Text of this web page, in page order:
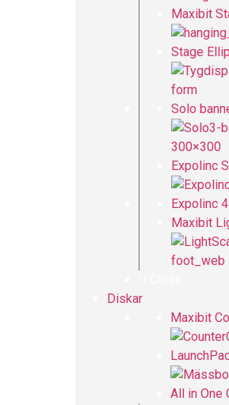
Maxibit
Stage
Solo
Expolinc
Expolinc
Maxibit
Diskar
Maxibit
All in One